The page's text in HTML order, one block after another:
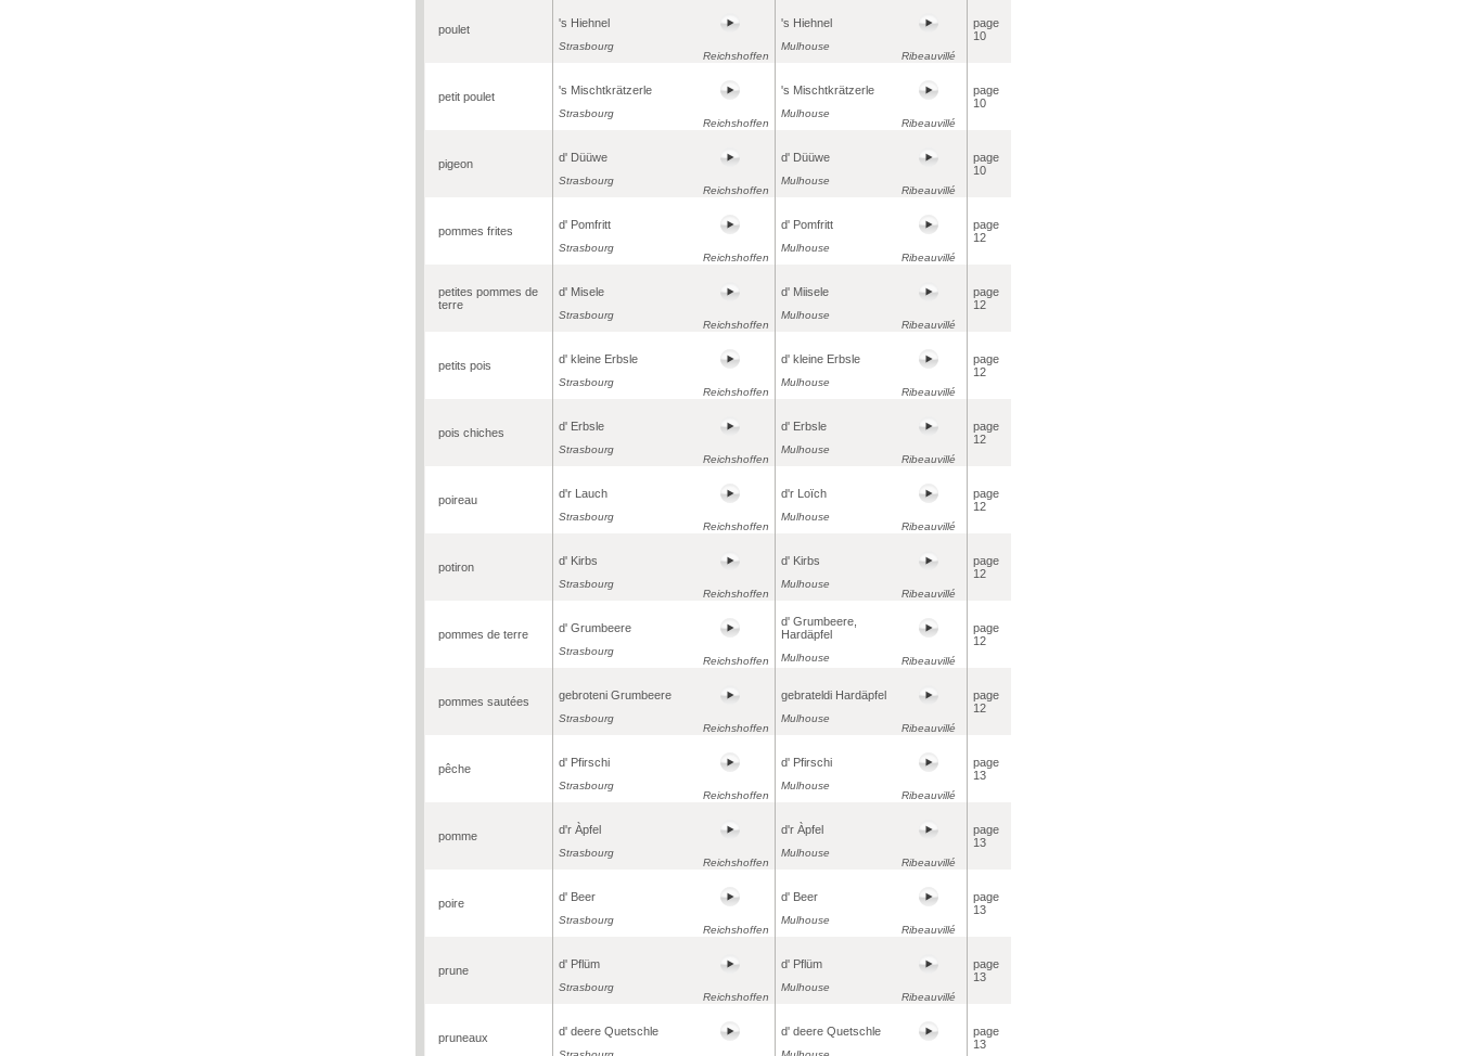
poulet 's Hiehnel
Strasbourg
Reichshoffen
's Hiehnel
Mulhouse
Ribeauvillé
page
10
petit poulet 's Mischtkrätzerle
Strasbourg
Reichshoffen
's Mischtkrätzerle
Mulhouse
Ribeauvillé
page
10
pigeon d' Düüwe
Strasbourg
Reichshoffen
d' Düüwe
Mulhouse
Ribeauvillé
page
10
pommes frites d' Pomfritt
Strasbourg
Reichshoffen
d' Pomfritt
Mulhouse
Ribeauvillé
page
12
petites pommes de
terre
d' Misele
Strasbourg
Reichshoffen
d' Miisele
Mulhouse
Ribeauvillé
page
12
petits pois d' kleine Erbsle
Strasbourg
Reichshoffen
d' kleine Erbsle
Mulhouse
Ribeauvillé
page
12
pois chiches d' Erbsle
Strasbourg
Reichshoffen
d' Erbsle
Mulhouse
Ribeauvillé
page
12
poireau d'r Lauch
Strasbourg
Reichshoffen
d'r Loïch
Mulhouse
Ribeauvillé
page
12
potiron d' Kirbs
Strasbourg
Reichshoffen
d' Kirbs
Mulhouse
Ribeauvillé
page
12
pommes de terre d' Grumbeere
Strasbourg
Reichshoffen
d' Grumbeere,
Hardäpfel
Mulhouse Ribeauvillé
page
12
pommes sautées gebroteni Grumbeere
Strasbourg
Reichshoffen
gebrateldi Hardäpfel
Mulhouse
Ribeauvillé
page
12
pêche d' Pfirschi
Strasbourg
Reichshoffen
d' Pfirschi
Mulhouse
Ribeauvillé
page
13
pomme d'r Àpfel
Strasbourg
Reichshoffen
d'r Àpfel
Mulhouse
Ribeauvillé
page
13
poire d' Beer
Strasbourg
Reichshoffen
d' Beer
Mulhouse
Ribeauvillé
page
13
prune d' Pflüm
Strasbourg
Reichshoffen
d' Pflüm
Mulhouse
Ribeauvillé
page
13
pruneaux d' deere Quetschle d' deere Quetschle
page
13